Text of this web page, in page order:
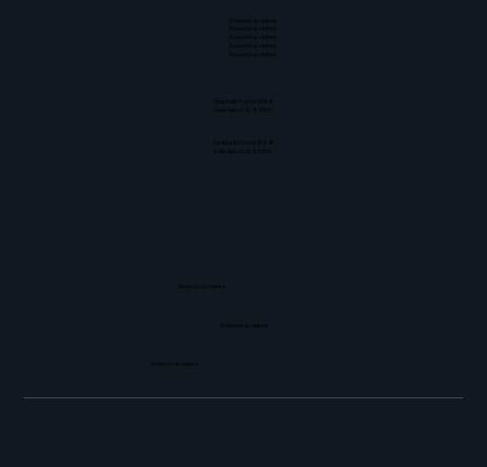
Apartado Postal 3088
Valle del sol, ID 83353
Apartado Postal 3088
Valle del sol, ID 83353
Atención al cliente
Atención al cliente
Atención al cliente
Atención al cliente
Atención al cliente
Atención al cliente
Atención al cliente
Atención al cliente